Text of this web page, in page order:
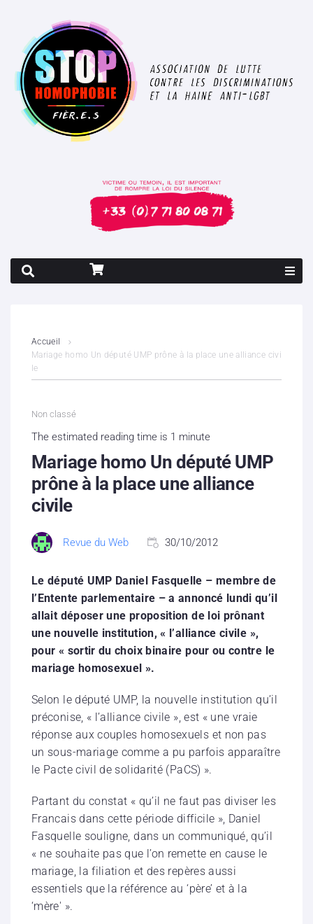
Contenus litigieux
Boutique
Partenaires
Contacts
Hébergement solidaire
Accueil
Mariage homo Un député UMP prône à la place une alliance civi
le
Non classé
The estimated reading time is 1 minute
Mariage homo Un député UMP
prône à la place une alliance
civile
Revue du Web 30/10/2012
Le député UMP Daniel Fasquelle – membre de
l’Entente parlementaire – a annoncé lundi qu’il
allait déposer une proposition de loi prônant
une nouvelle institution, « l’alliance civile »,
pour « sortir du choix binaire pour ou contre le
mariage homosexuel ».
Selon le député UMP, la nouvelle institution qu’il
préconise, « l’alliance civile », est « une vraie
réponse aux couples homosexuels et non pas
un sous-mariage comme a pu parfois apparaître
le Pacte civil de solidarité (PaCS) ».
Partant du constat « qu’il ne faut pas diviser les
Francais dans cette période difficile », Daniel
Fasquelle souligne, dans un communiqué, qu’il
« ne souhaite pas que l’on remette en cause le
mariage, la filiation et des repères aussi
essentiels que la référence au ‘père’ et à la
‘mère' ».